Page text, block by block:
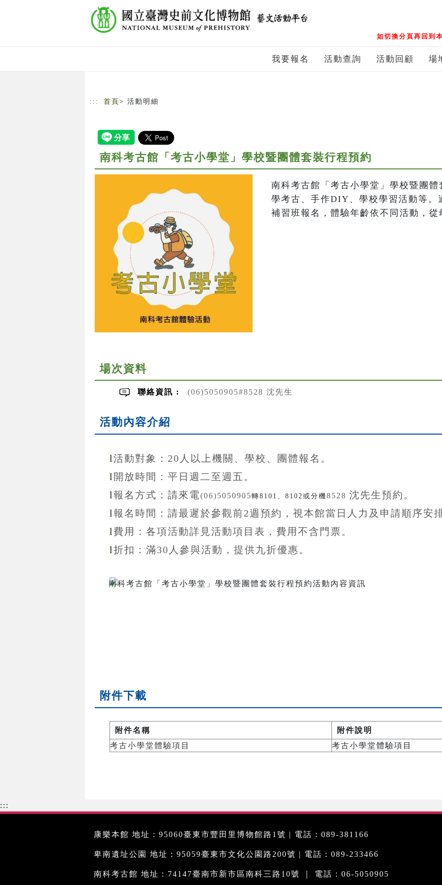
如切換分頁再回到
我要報名 活動查詢 活動回顧 場
::: 首頁 > 活動明細
南科考古館「考古小學堂」學校暨團體套裝行程預約
南科考古館「考古小學堂」學校暨團
學考古、手作DIY、學校學習活動等。
補習班報名，體驗年齡依不同活動，
場次資料
聯絡資訊 : (06)5050905#8528 沈先生
活動內容介紹
l活動對象：20 人以上機關、學校、團體報名。
l 開放時間： 平日週二至週五。
l報名方式： 請來電(06)5050905轉8101、8102或分機8528 沈先生預約。
l報名 時間： 請最遲於參觀前2週預約，視本館當日人力及申請順序安
l 費用：各項活動詳見活動項目表，費用不含 門票。
l折扣 ：滿30 人參與活動，提供九折優惠 。
附件下載
附件名稱
附件說明
考古小學堂體驗項目
考古小學堂體驗項目
:::
康樂本館 地址：95060臺東市豐田里博物館路1號 | 電話：089-381166
卑南遺址公園 地址：95059臺東市文化公園路200號 | 電話：089-233466
南科考古館 地址：74147臺南市新市區南科三路10號 ｜ 電話：06-5050905